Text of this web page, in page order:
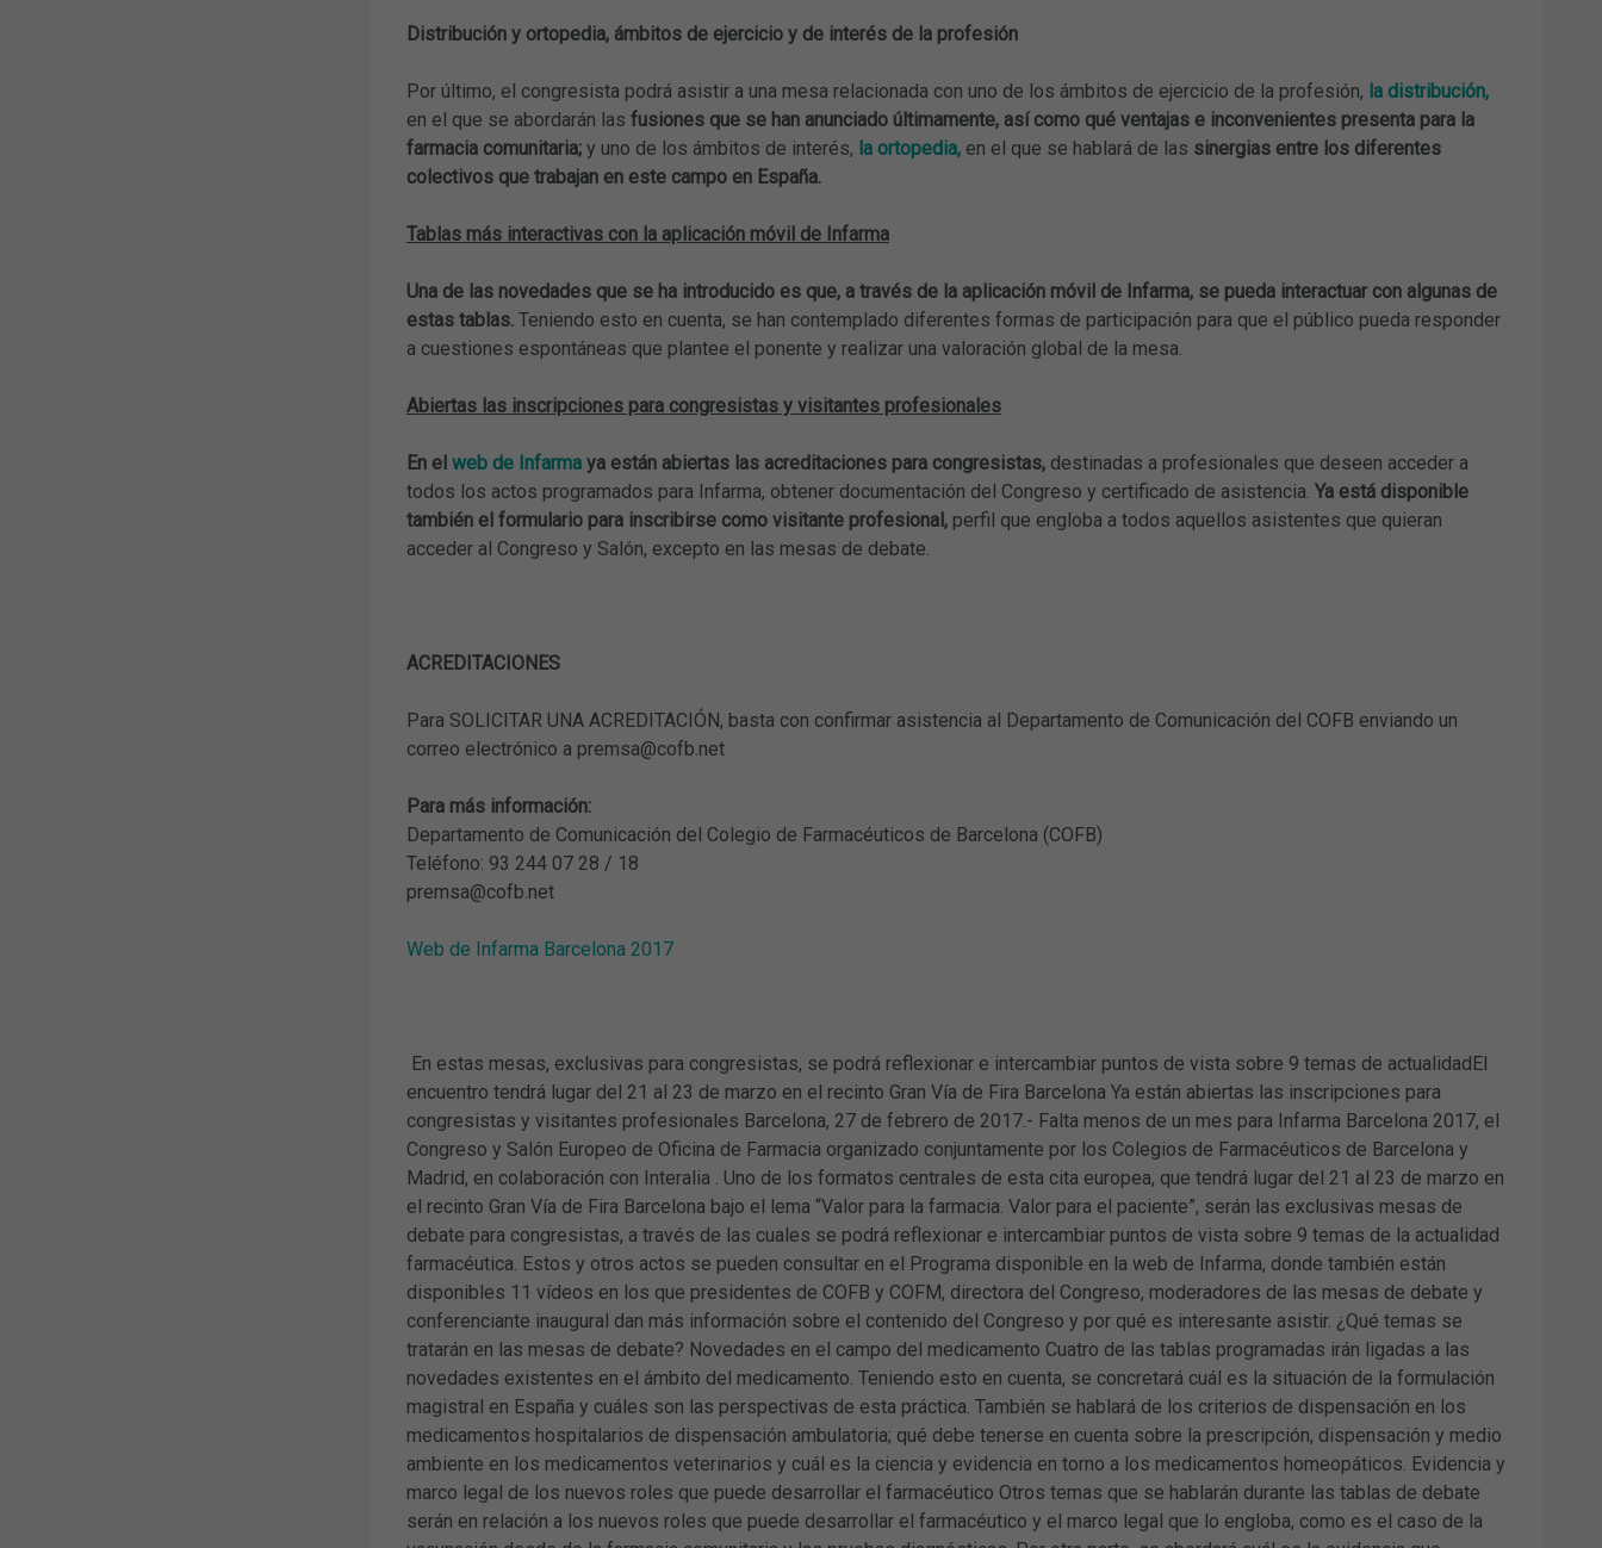
Distribución y ortopedia, ámbitos de ejercicio y de interés de la profesión
Por último, el congresista podrá asistir a una mesa relacionada con uno de los ámbitos de ejercicio de la profesión, la distribución,
en el que se abordarán las fusiones que se han anunciado últimamente, así como qué ventajas e inconvenientes presenta para la
farmacia comunitaria;y uno de los ámbitos de interés, la ortopedia,en el que se hablará de las sinergias entre los diferentes
colectivos que trabajan en este campo en España.
Tablas más interactivas con la aplicación móvil de Infarma
Una de las novedades que se ha introducido es que, a través de la aplicación móvil de Infarma, se pueda interactuar con algunas de
estas tablas. Teniendo esto en cuenta, se han contemplado diferentes formas de participación para que el público pueda responder
a cuestiones espontáneas que plantee el ponente y realizar una valoración global de la mesa.
Abiertas las inscripciones para congresistas y visitantes profesionales
En el web de Infarmaya están abiertas las acreditaciones para congresistas,destinadas a profesionales que deseen acceder a
todos los actos programados para Infarma, obtener documentación del Congreso y certificado de asistencia. Ya está disponible
también el formulario para inscribirse como visitante profesional,perfil que engloba a todos aquellos asistentes que quieran
acceder al Congreso y Salón, excepto en las mesas de debate.
ACREDITACIONES
Para SOLICITAR UNA ACREDITACIÓN, basta con confirmar asistencia al Departamento de Comunicación del COFB enviando un
correo electrónico a premsa@cofb.net
Para más información:
Departamento de Comunicación del Colegio de Farmacéuticos de Barcelona (COFB)
Teléfono: 93 244 07 28 / 18
premsa@cofb.net
Web de Infarma Barcelona 2017
En estas mesas, exclusivas para congresistas, se podrá reflexionar e intercambiar puntos de vista sobre 9 temas de actualidadEl
encuentro tendrá lugar del 21 al 23 de marzo en el recinto Gran Vía de Fira Barcelona Ya están abiertas las inscripciones para
congresistas y visitantes profesionales Barcelona, 27 de febrero de 2017.- Falta menos de un mes para Infarma Barcelona 2017, el
Congreso y Salón Europeo de Oficina de Farmacia organizado conjuntamente por los Colegios de Farmacéuticos de Barcelona y
Madrid, en colaboración con Interalia . Uno de los formatos centrales de esta cita europea, que tendrá lugar del 21 al 23 de marzo en
el recinto Gran Vía de Fira Barcelona bajo el lema “Valor para la farmacia. Valor para el paciente”, serán las exclusivas mesas de
debate para congresistas, a través de las cuales se podrá reflexionar e intercambiar puntos de vista sobre 9 temas de la actualidad
farmacéutica. Estos y otros actos se pueden consultar en el Programa disponible en la web de Infarma, donde también están
disponibles 11 vídeos en los que presidentes de COFB y COFM, directora del Congreso, moderadores de las mesas de debate y
conferenciante inaugural dan más información sobre el contenido del Congreso y por qué es interesante asistir. ¿Qué temas se
tratarán en las mesas de debate? Novedades en el campo del medicamento Cuatro de las tablas programadas irán ligadas a las
novedades existentes en el ámbito del medicamento. Teniendo esto en cuenta, se concretará cuál es la situación de la formulación
magistral en España y cuáles son las perspectivas de esta práctica. También se hablará de los criterios de dispensación en los
medicamentos hospitalarios de dispensación ambulatoria; qué debe tenerse en cuenta sobre la prescripción, dispensación y medio
ambiente en los medicamentos veterinarios y cuál es la ciencia y evidencia en torno a los medicamentos homeopáticos. Evidencia y
marco legal de los nuevos roles que puede desarrollar el farmacéutico Otros temas que se hablarán durante las tablas de debate
serán en relación a los nuevos roles que puede desarrollar el farmacéutico y el marco legal que lo engloba, como es el caso de la